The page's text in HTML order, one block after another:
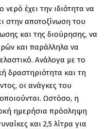
νερό έχει την ιδιότητα να
στην αποτοξίνωση του
και της διούρησης, να
και παράλληλα να
Ανάλογα με το
δραστηριότητα και τη
οι ανάγκες του
Ωστόσο, η
ημερήσια πρόσληψη
και 2,5 λίτρα για